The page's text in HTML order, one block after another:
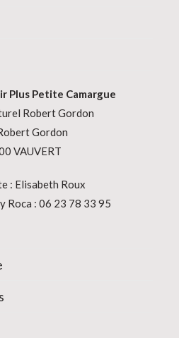
Plus Petite Camargue
Robert Gordon
Gordon
VAUVERT
: Elisabeth Roux
Roca : 06 23 78 33 95